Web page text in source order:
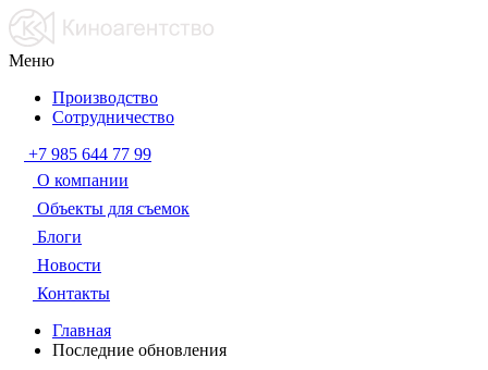
Меню
Производство
Сотрудничество
+7 985 644 77 99
О компании
Объекты для съемок
Блоги
Новости
Контакты
Главная
Последние обновления